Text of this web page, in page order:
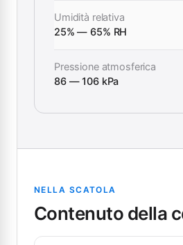
Umidità relativa
25% — 65% RH
Pressione atmosferica
86 — 106 kPa
NELLA SCATOLA
Contenuto della